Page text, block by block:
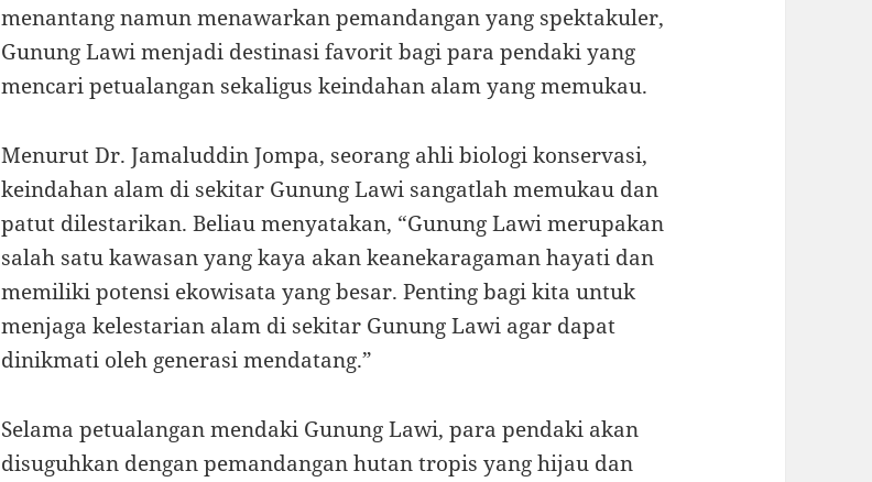
menantang namun menawarkan pemandangan yang spektakuler,
Gunung Lawi menjadi destinasi favorit bagi para pendaki yang
mencari petualangan sekaligus keindahan alam yang memukau.
Menurut Dr. Jamaluddin Jompa, seorang ahli biologi konservasi,
keindahan alam di sekitar Gunung Lawi sangatlah memukau dan
patut dilestarikan. Beliau menyatakan, “Gunung Lawi merupakan
salah satu kawasan yang kaya akan keanekaragaman hayati dan
memiliki potensi ekowisata yang besar. Penting bagi kita untuk
menjaga kelestarian alam di sekitar Gunung Lawi agar dapat
dinikmati oleh generasi mendatang.”
Selama petualangan mendaki Gunung Lawi, para pendaki akan
disuguhkan dengan pemandangan hutan tropis yang hijau dan